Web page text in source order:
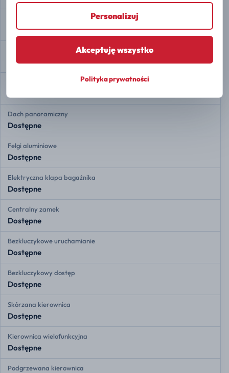
Dostępne
Dostępne
Asystent ruszania pod górę
Dach panoramiczny
Dostępne
Felgi aluminiowe
Dostępne
Elektryczna klapa bagażnika
Dostępne
Centralny zamek
Dostępne
Bezkluczykowe uruchamianie
Dostępne
Bezkluczykowy dostęp
Dostępne
Skórzana kierownica
Dostępne
Kierownica wielofunkcyjna
Dostępne
Podgrzewana kierownica
Personalizuj
Akceptuję wszystko
Polityka prywatności